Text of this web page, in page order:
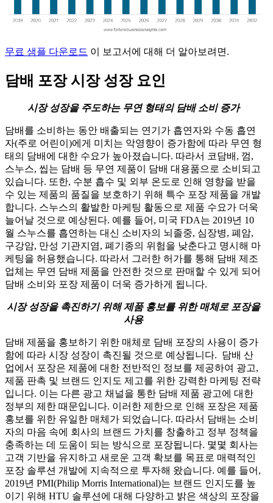
무료 샘플 다운로드 이 보고서에 대해 더 알아보려면.
담배 포장 시장 성장 요인
시장 성장을 주도하는 무연 형태의 담배 소비 증가
담배를 소비하는 동안 배출되는 연기가 흡연자와 수동 흡연
자(주로 어린이)에게 미치는 악영향이 증가함에 따라 무연 형
태의 담배에 대한 수요가 높아졌습니다. 따라서 코담배, 껌,
스누스, 씹는 담배 등 무연 제품이 담배 대용품으로 소비되고
있습니다. 또한, 수분 흡수 및 외부 온도로 인해 영향을 받을
수 있는 제품의 품질을 보호하기 위해 특수 포장 제품을 개발
합니다. 스누스의 활발한 마케팅 활동으로 제품 수요가 더욱
늘어날 것으로 예상된다. 예를 들어, 미국 FDA는 2019년 10
월 스누스를 흡연하는 대신 소비자의 뇌졸중, 심장병, 폐암,
구강암, 만성 기관지염, 폐기종의 위험을 낮춘다고 명시해 마
케팅을 허용했습니다. 따라서 그러한 허가를 통해 담배 제조
업체는 무연 담배 제품을 안전한 것으로 판매할 수 있게 되어
담배 소비와 포장 제품이 더욱 증가하게 됩니다.
시장 성장을 촉진하기 위해 제품 홍보를 위한 매체로 포장을
사용
담배 제품을 홍보하기 위한 매체로 담배 포장의 사용이 증가
함에 따라 시장 성장이 촉진될 것으로 예상됩니다. 담배 산
업에서 포장은 제품에 대한 전반적인 정보를 제공하여 광고,
제품 판촉 및 브랜드 인지도 제고를 위한 강력한 마케팅 전략
입니다. 이는 다른 광고 채널을 통한 담배 제품 광고에 대한
정부의 제한 때문입니다. 이러한 제한으로 인해 포장은 제품
홍보를 위한 유일한 매체가 되었습니다. 따라서 담배는 소비
자의 마음 속에 회사의 브랜드 가치를 창출하고 정부 정책을
충족하는 데 도움이 되는 방식으로 포장됩니다. 몇몇 회사는
고객 기반을 유지하고 새로운 고객 확보를 목표로 매력적인
포장 솔루션 개발에 지속적으로 투자해 왔습니다. 예를 들어,
2019년 PMI(Philip Morris International)는 브랜드 인지도를 높
이기 위해 HTU 솔루션에 대해 다양하고 밝은 색상의 포장을